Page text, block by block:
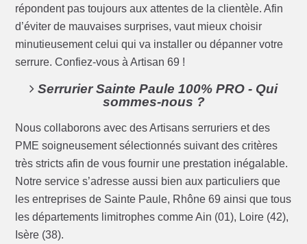
répondent pas toujours aux attentes de la clientèle. Afin
d’éviter de mauvaises surprises, vaut mieux choisir
minutieusement celui qui va installer ou dépanner votre
serrure. Confiez-vous à Artisan 69 !
Serrurier Sainte Paule 100% PRO - Qui
sommes-nous ?
Nous collaborons avec des Artisans serruriers et des
PME soigneusement sélectionnés suivant des critères
très stricts afin de vous fournir une prestation inégalable.
Notre service s’adresse aussi bien aux particuliers que
les entreprises de Sainte Paule, Rhône 69 ainsi que tous
les départements limitrophes comme Ain (01), Loire (42),
Isère (38).